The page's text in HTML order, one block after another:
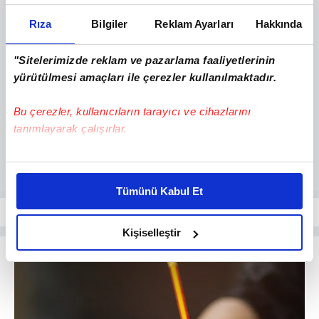
Rıza Bilgiler Reklam Ayarları Hakkında
"Sitelerimizde reklam ve pazarlama faaliyetlerinin
yürütülmesi amaçları ile çerezler kullanılmaktadır.
Bu çerezler, kullanıcıların tarayıcı ve cihazlarını
tanımlayarak çalışırlar.
Bu çerezlere izin vermeniz halinde sizlere özel
daha iyi reklam deneyimi yaşatabiliriz. Bunu yaparken
amacımızın size daha iyi bir reklam deneyimi sunmak
olduğunu ve sizlere en iyi içerikleri sunabilmek adına
elimizden gelen çabayı gösterdiğimizi ve bu noktada,
reklamların maliyetlerimizi karşılamak noktasında tek gelir
kalemimiz olduğunu sizlere hatırlatmak isteriz.
Tümünü Kabul Et
Kişiselleştir